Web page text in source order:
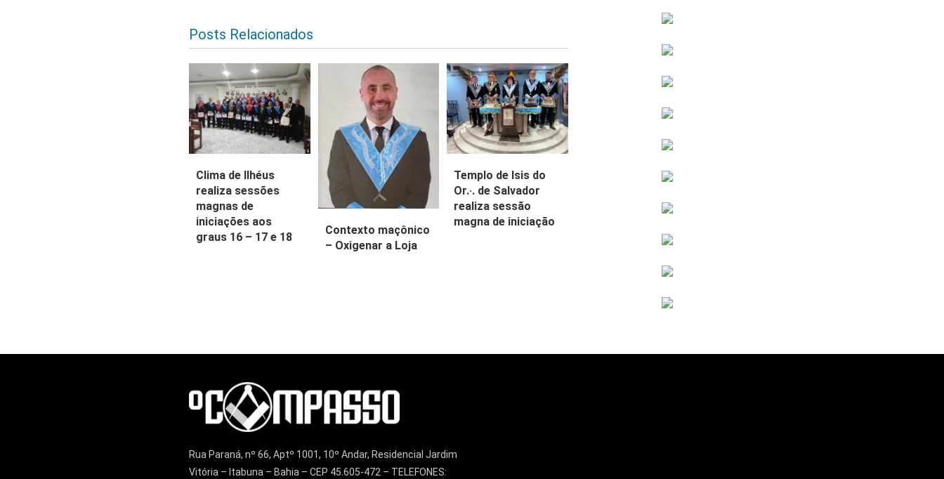
Posts Relacionados
Clima de Ilhéus
realiza sessões
magnas de
iniciações aos
graus 16 – 17 e 18
Contexto maçônico
– Oxigenar a Loja
Templo de Isis do
Or.·. de Salvador
realiza sessão
magna de iniciação
Rua Paraná, nº 66, Aptº 1001, 10º Andar, Residencial Jardim
Vitória – Itabuna – Bahia – CEP 45.605-472 – TELEFONES: